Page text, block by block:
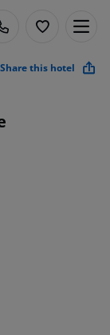
Share this hotel